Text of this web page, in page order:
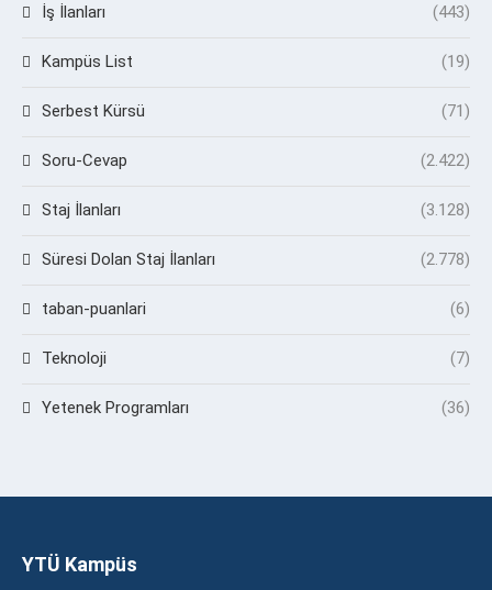
İş İlanları (443)
Kampüs List (19)
Serbest Kürsü (71)
Soru-Cevap (2.422)
Staj İlanları (3.128)
Süresi Dolan Staj İlanları (2.778)
taban-puanlari (6)
Teknoloji (7)
Yetenek Programları (36)
YTÜ Kampüs